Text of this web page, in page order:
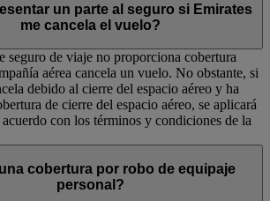
un parte al seguro si Emirates
me cancela el vuelo?
seguro de viaje no proporciona cobertura
aérea cancela un vuelo. No obstante, si
debido al cierre del espacio aéreo y ha
de cierre del espacio aéreo, se aplicará
con los términos y condiciones de la
cobertura por robo de equipaje
personal?